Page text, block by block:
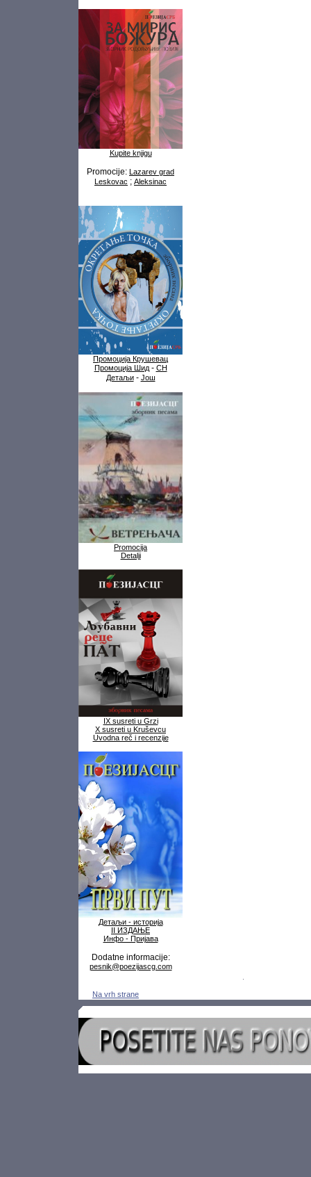
Kupite knjigu
Promocije: Lazarev grad
Leskovac ; Aleksinac
Промоција Крушевац
Промоција Шид- СН
Детаљи- Још
Promocija
Detalji
IX susreti u Grzi
X susreti u Kruševcu
Uvodna reč i recenzije
Детаљи - историја
II ИЗДАЊЕ
Инфо - Пријава
Dodatne informacije:
pesnik@poezijascg.com
Na vrh strane